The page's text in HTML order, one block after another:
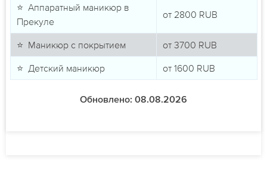
⭐ Аппаратный маникюр в
Прекуле
от 2800 RUB
⭐ Маникюр с покрытием от 3700 RUB
⭐ Детский маникюр от 1600 RUB
Обновлено: 08.08.2026